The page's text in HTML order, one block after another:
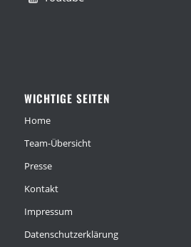
WICHTIGE SEITEN
Home
Team-Übersicht
Presse
Kontakt
Impressum
Datenschutzerklärung